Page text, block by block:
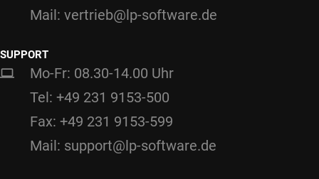
Mail: vertrieb@lp-software.de
SUPPORT
Mo-Fr: 08.30-14.00 Uhr
Tel: +49 231 9153-500
Fax: +49 231 9153-599
Mail: support@lp-software.de